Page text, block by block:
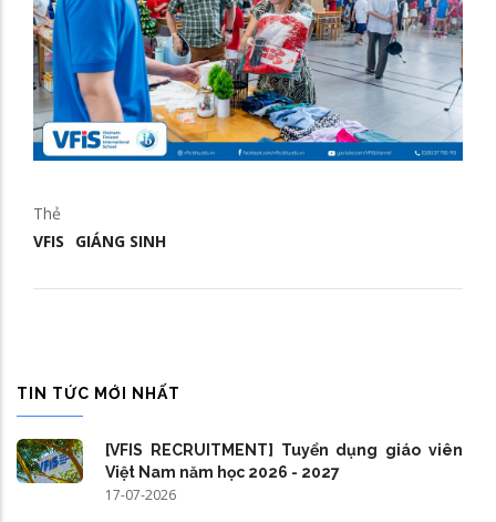
Thẻ
VFIS
GIÁNG SINH
TIN TỨC MỚI NHẤT
[VFIS RECRUITMENT] Tuyển dụng giáo viên
Việt Nam năm học 2026 - 2027
17-07-2026